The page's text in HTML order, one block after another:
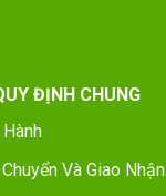
ĐỊNH CHUNG
Và Giao Nhận